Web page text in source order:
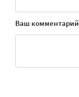
Ваш комментарий